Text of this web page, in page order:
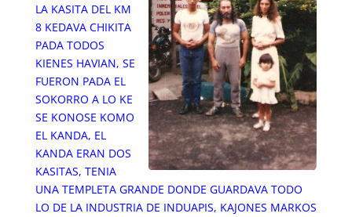
LA KASITA DEL KM
8 KEDAVA CHIKITA
PADA TODOS
KIENES HAVIAN, SE
FUERON PADA EL
SOKORRO A LO KE
SE KONOSE KOMO
EL KANDA, EL
KANDA ERAN DOS
KASITAS, TENIA
UNA TEMPLETA GRANDE DONDE GUARDAVA TODO
LO DE LA INDUSTRIA DE INDUAPIS, KAJONES MARKOS